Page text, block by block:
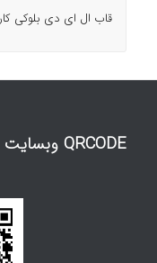
قاب ال ای دی بلوکی
QRCODE وبسایت نتلایت